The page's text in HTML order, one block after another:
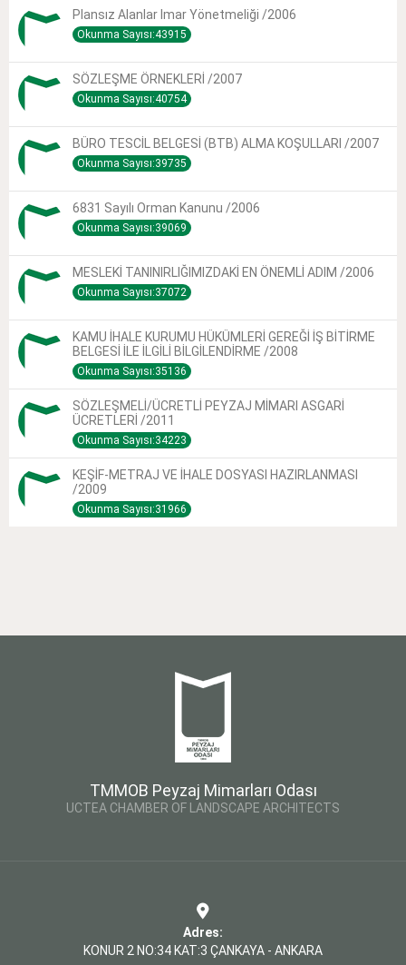
Plansız Alanlar Imar Yönetmeliği /2006
Okunma Sayısı:43915
SÖZLEŞME ÖRNEKLERİ /2007
Okunma Sayısı:40754
BÜRO TESCİL BELGESİ (BTB) ALMA KOŞULLARI /2007
Okunma Sayısı:39735
6831 Sayılı Orman Kanunu /2006
Okunma Sayısı:39069
MESLEKİ TANINIRLIĞIMIZDAKİ EN ÖNEMLİ ADIM /2006
Okunma Sayısı:37072
KAMU İHALE KURUMU HÜKÜMLERİ GEREĞİ İŞ BİTİRME
BELGESİ İLE İLGİLİ BİLGİLENDİRME /2008
Okunma Sayısı:35136
SÖZLEŞMELİ/ÜCRETLİ PEYZAJ MİMARI ASGARİ
ÜCRETLERİ /2011
Okunma Sayısı:34223
KEŞİF-METRAJ VE İHALE DOSYASI HAZIRLANMASI
/2009
Okunma Sayısı:31966
TMMOB Peyzaj Mimarları Odası
UCTEA CHAMBER OF LANDSCAPE ARCHITECTS
Adres:
KONUR 2 NO:34 KAT:3 ÇANKAYA - ANKARA